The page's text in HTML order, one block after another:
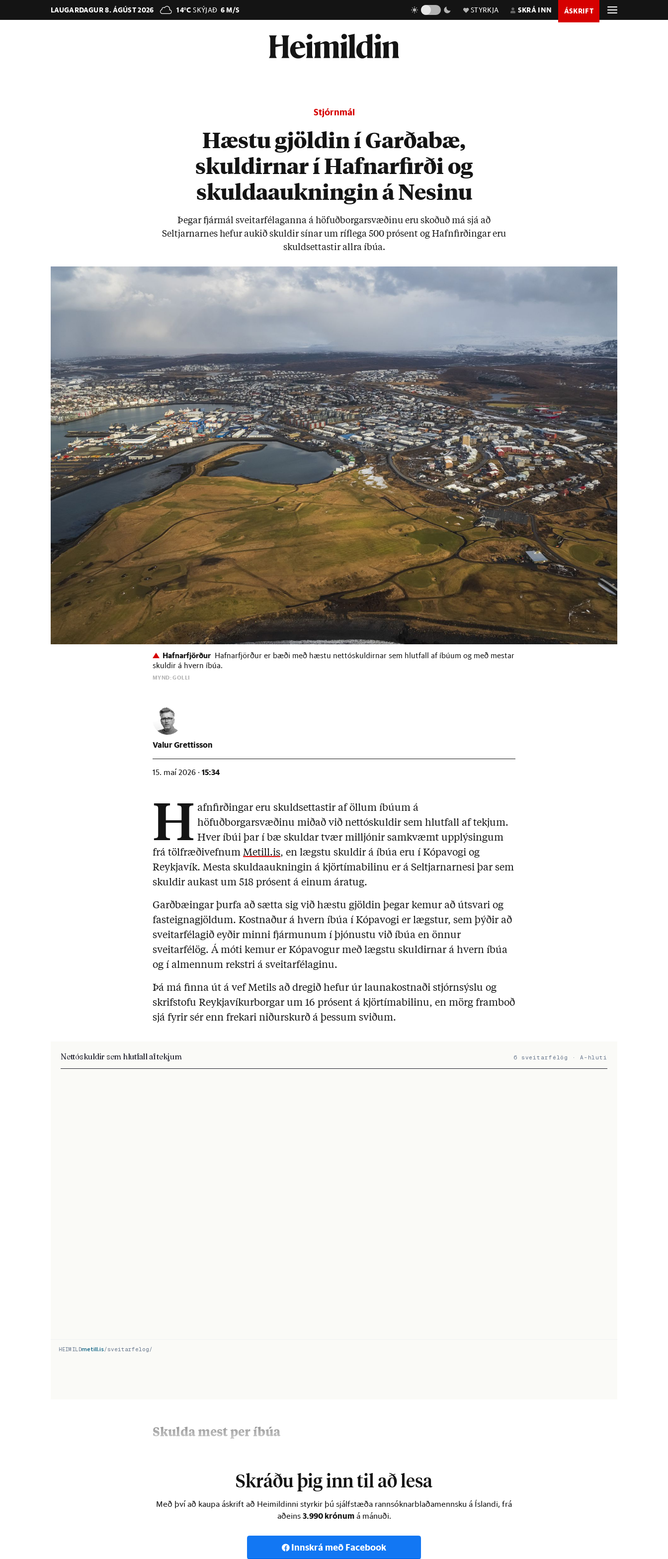
LAUGARDAGUR 8. ÁGÚST 2026 14°C SKÝJAÐ 6 M/S STYRKJA SKRÁ INN ÁSKRIFT
Stjórnmál
Hæstu gjöldin í Garðabæ,
skuldirnar í Hafnarfirði og
skuldaaukningin á Nesinu
Þeg­ar fjár­mál sveit­ar­fé­lag­anna á höf­uð­borg­ar­svæð­inu eru skoð­uð má sjá að
Seltjarn­ar­nes hef­ur auk­ið skuld­ir sín­ar um ríf­lega 500 pró­sent og Hafn­firð­ing­ar eru
skuld­sett­ast­ir allra íbúa.
Hafnarfjörður Hafnarfjörður er bæði með hæstu nettóskuldirnar sem hlutfall af íbúum og með mestar
skuldir á hvern íbúa.
MYND: GOLLI
Valur Grettisson
15. maí 2026 · 15:34
H afnfirðingar eru skuldsettastir af öllum íbúum á
höfuðborgarsvæðinu miðað við nettóskuldir sem hlutfall af tekjum.
Hver íbúi þar í bæ skuldar tvær milljónir samkvæmt upplýsingum
frá tölfræðivefnum Metill.is, en lægstu skuldir á íbúa eru í Kópavogi og
Reykjavík. Mesta skuldaaukningin á kjörtímabilinu er á Seltjarnarnesi þar sem
skuldir aukast um 518 prósent á einum áratug.
Garðbæingar þurfa að sætta sig við hæstu gjöldin þegar kemur að útsvari og
fasteignagjöldum. Kostnaður á hvern íbúa í Kópavogi er lægstur, sem þýðir að
sveitarfélagið eyðir minni fjármunum í þjónustu við íbúa en önnur
sveitarfélög. Á móti kemur er Kópavogur með lægstu skuldirnar á hvern íbúa
og í almennum rekstri á sveitarfélaginu.
Þá má finna út á vef Metils að dregið hefur úr launakostnaði stjórnsýslu og
skrifstofu Reykjavíkurborgar um 16 prósent á kjörtímabilinu, en mörg framboð
sjá fyrir sér enn frekari niðurskurð á þessum sviðum.
Skulda mest per íbúa
Skráðu þig inn til að lesa
Með því að kaupa áskrift að Heimildinni styrkir þú sjálfstæða rannsóknarblaðamennsku á Íslandi, frá
aðeins 3.990 krónumá mánuði.
Innskrá með Facebook